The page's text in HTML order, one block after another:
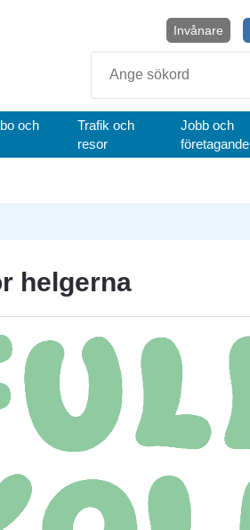
Invånare
och
Trafik och
resor
Jobb och
företagande
helgerna